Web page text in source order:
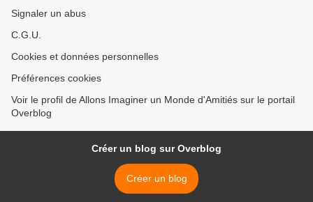
Signaler un abus
C.G.U.
Cookies et données personnelles
Préférences cookies
Voir le profil de Allons Imaginer un Monde d'Amitiés sur le portail
Overblog
Créer un blog sur Overblog
Créer un blog